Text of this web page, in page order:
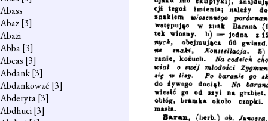
Abass
Abaz[3]
Abazi
Abba[3]
Abcas [3]
Abdank[3]
Abdankować [3]
Abderyta[3]
Abdhuci[3]